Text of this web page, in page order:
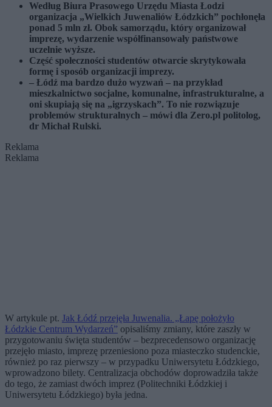
Według Biura Prasowego Urzędu Miasta Łodzi
organizacja „Wielkich Juwenaliów Łódzkich” pochłonęła
ponad 5 mln zł. Obok samorządu, który organizował
imprezę, wydarzenie współfinansowały państwowe
uczelnie wyższe.
Część społeczności studentów otwarcie skrytykowała
formę i sposób organizacji imprezy.
– Łódź ma bardzo dużo wyzwań – na przykład
mieszkalnictwo socjalne, komunalne, infrastrukturalne, a
oni skupiają się na „igrzyskach”. To nie rozwiązuje
problemów strukturalnych – mówi dla Zero.pl politolog,
dr Michał Rulski.
Reklama
Reklama
W artykule pt. Jak Łódź przejęła Juwenalia. „Łapę położyło
Łódzkie Centrum Wydarzeń” opisaliśmy zmiany, które zaszły w
przygotowaniu święta studentów – bezprecedensowo organizację
przejęło miasto, imprezę przeniesiono poza miasteczko studenckie,
również po raz pierwszy – w przypadku Uniwersytetu Łódzkiego,
wprowadzono bilety. Centralizacja obchodów doprowadziła także
do tego, że zamiast dwóch imprez (Politechniki Łódzkiej i
Uniwersytetu Łódzkiego) była jedna.